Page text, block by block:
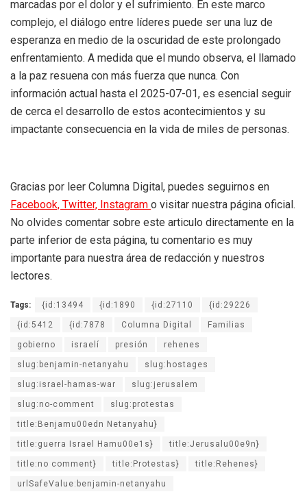
marcadas por el dolor y el sufrimiento. En este marco
complejo, el diálogo entre líderes puede ser una luz de
esperanza en medio de la oscuridad de este prolongado
enfrentamiento. A medida que el mundo observa, el llamado
a la paz resuena con más fuerza que nunca. Con
información actual hasta el 2025-07-01, es esencial seguir
de cerca el desarrollo de estos acontecimientos y su
impactante consecuencia en la vida de miles de personas.
Gracias por leer Columna Digital, puedes seguirnos en
Facebook, Twitter, Instagram o visitar nuestra página oficial.
No olvides comentar sobre este articulo directamente en la
parte inferior de esta página, tu comentario es muy
importante para nuestra área de redacción y nuestros
lectores.
Tags: {id:13494 {id:1890 {id:27110 {id:29226
{id:5412 {id:7878 Columna Digital Familias
gobierno israelí presión rehenes
slug:benjamin-netanyahu slug:hostages
slug:israel-hamas-war slug:jerusalem
slug:no-comment slug:protestas
title:Benjamu00edn Netanyahu}
title:guerra Israel Hamu00e1s} title:Jerusalu00e9n}
title:no comment} title:Protestas} title:Rehenes}
urlSafeValue:benjamin-netanyahu